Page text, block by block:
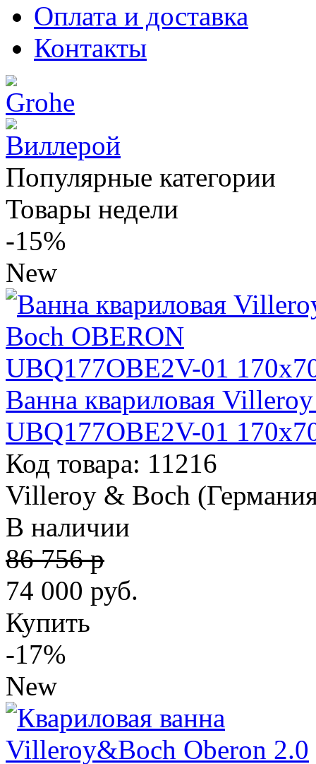
Оплата и доставка
Контакты
Популярные категории
Товары недели
-15%
New
Ванна квариловая
UBQ177OBE2V-01
Код товара: 11216
Villeroy & Boch
В наличии
86 756 р
74 000 руб.
Купить
-17%
New